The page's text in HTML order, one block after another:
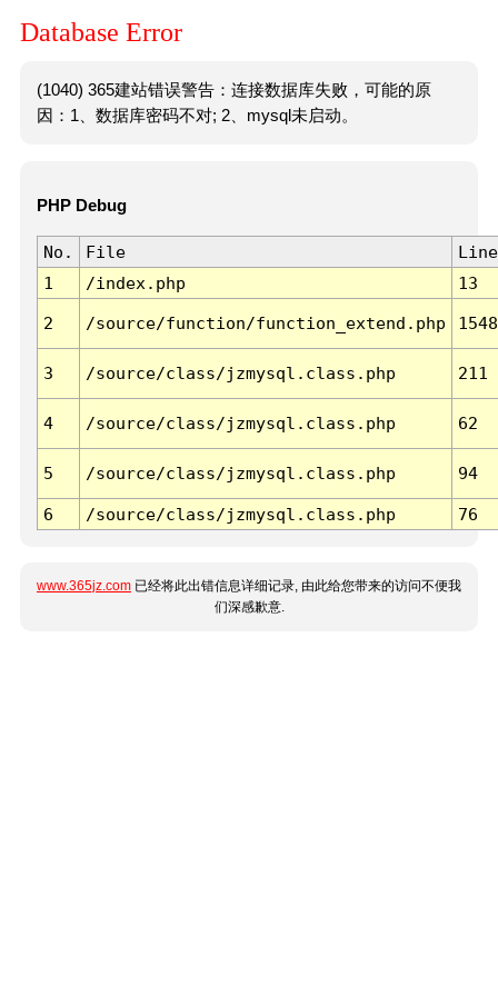
Database Error
(1040) 365建站错误警告：连接数据库失败，可能的原
因：1、数据库密码不对; 2、mysql未启动。
PHP Debug
No. File
Line
1
/index.php 13
2 /source/function/function_extend.php 1548
3 /source/class/jzmysql.class.php 211
4 /source/class/jzmysql.class.php 62
5 /source/class/jzmysql.class.php 94
6 /source/class/jzmysql.class.php 76
www.365jz.com 已经将此出错信息详细记录, 由此给您带来的访问不便我
们深感歉意.